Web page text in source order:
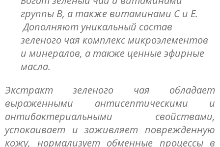
группы В, а также витаминами С и Е.
Дополняют уникальный состав
зеленого чая комплекс микроэлементов
и минералов, а также ценные эфирные
масла.
Экстракт зеленого чая обладает
выраженными антисептическими и
антибактериальными свойствами,
успокаивает и заживляет поврежденную
кожу, нормализует обменные процессы в